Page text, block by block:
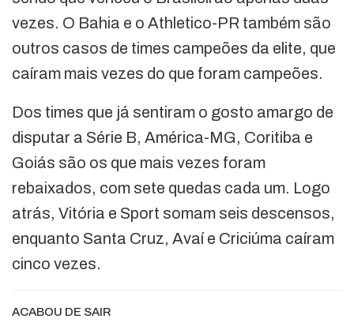
vezes. O Bahia e o Athletico-PR também são
outros casos de times campeões da elite, que
caíram mais vezes do que foram campeões.
Dos times que já sentiram o gosto amargo de
disputar a Série B, América-MG, Coritiba e
Goiás são os que mais vezes foram
rebaixados, com sete quedas cada um. Logo
atrás, Vitória e Sport somam seis descensos,
enquanto Santa Cruz, Avaí e Criciúma caíram
cinco vezes.
ACABOU DE SAIR